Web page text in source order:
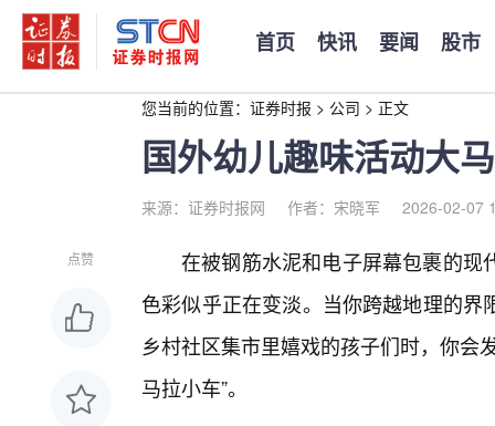
首页 快讯 要闻 股市
您当前的位置： 证券时报 > 公司 > 正文
国外幼儿趣味活动大
来源：证券时报网 作者：宋晓军 2026-02-07
点赞
在被钢筋水泥和电子屏幕包裹的现
色彩似乎正在变淡。当你跨越地理的
乡村社区集市里嬉戏的孩子们时，你
马拉小车”。